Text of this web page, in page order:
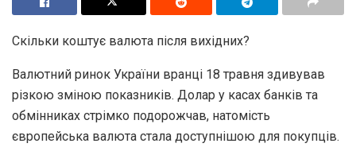
Скільки коштує валюта після вихідних?
Валютний ринок України вранці 18 травня здивував
різкою зміною показників. Долар у касах банків та
обмінниках стрімко подорожчав, натомість
європейська валюта стала доступнішою для покупців.